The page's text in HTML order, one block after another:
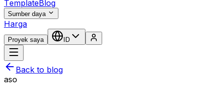
TemplateBlog
Sumber daya
Harga
Proyek saya ID
Back to blog
aso